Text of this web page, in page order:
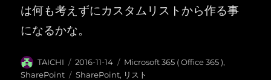
は何も考えずにカスタムリストから作る事
になるかな。
投
稿
TAICHI
投
稿
2016-11-14
カ
テ
Microsoft 365 ( Office 365 ),
SharePoint
タ
SharePoint, リスト